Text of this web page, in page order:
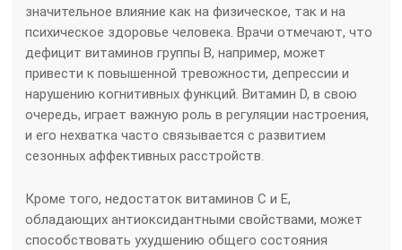
значительное влияние как на физическое, так и на
психическое здоровье человека. Врачи отмечают, что
дефицит витаминов группы B, например, может
привести к повышенной тревожности, депрессии и
нарушению когнитивных функций. Витамин D, в свою
очередь, играет важную роль в регуляции настроения,
и его нехватка часто связывается с развитием
сезонных аффективных расстройств.
Кроме того, недостаток витаминов C и E,
обладающих антиоксидантными свойствами, может
способствовать ухудшению общего состояния